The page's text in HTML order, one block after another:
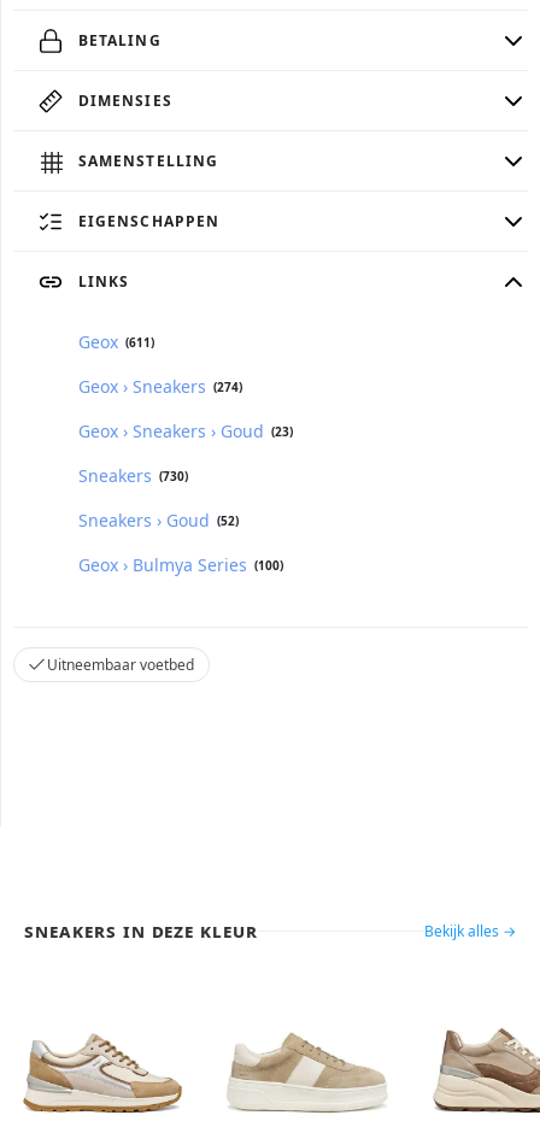
BETALING
DIMENSIES
SAMENSTELLING
EIGENSCHAPPEN
LINKS
Geox (611)
Geox › Sneakers (274)
Geox › Sneakers › Goud (23)
Sneakers (730)
Sneakers › Goud (52)
Geox › Bulmya Series (100)
Uitneembaar voetbed
Sneakers in deze kleur Bekijk alles →